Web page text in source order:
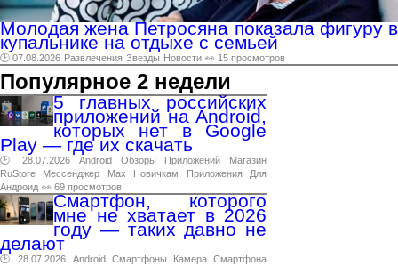
Молодая жена Петросяна показала фигуру в
купальнике на отдыхе с семьей
🕑 07.08.2026 Развлечения Звезды Новости 👀 15 просмотров
Популярное 2 недели
5 главных российских
приложений на Android,
которых нет в Google
Play — где их скачать
🕑 28.07.2026 Android Обзоры Приложений
Магазин
RuStore
Мессенджер Max Новичкам Приложения
Для
Андроид 👀 69 просмотров
Смартфон, которого
мне не хватает в 2026
году — таких давно не
делают
🕑 28.07.2026 Android Смартфоны Камера Смартфона